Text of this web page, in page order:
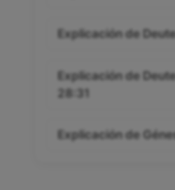
Explicación de
Explicación de
28:31
Explicación de